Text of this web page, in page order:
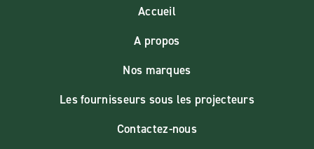
Accueil
A propos
Nos marques
Les fournisseurs sous les projecteurs
Contactez-nous